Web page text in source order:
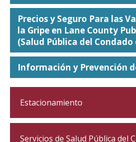
Precios y Seguro Para las
la Gripe en Lane County
(Salud Pública del Condado
Información y Prevención
Estacionamiento
Servicios de Salud Pública del